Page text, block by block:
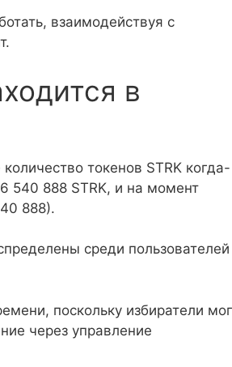
взаимодействуя с
в
токенов STRK когда-
540 888 STRK, и на момент
888).
среди пользователей
поскольку избиратели
через управление